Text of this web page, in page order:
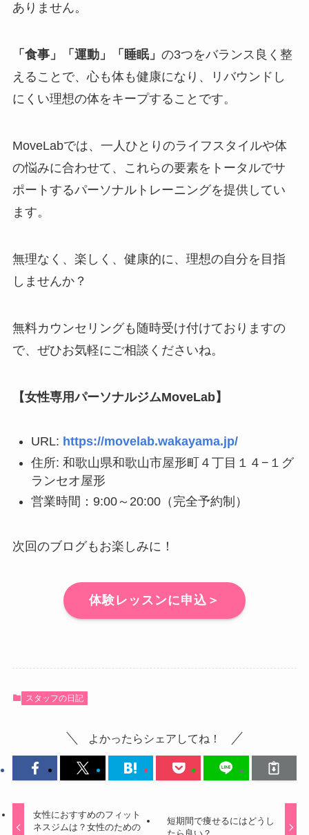
ありません。
「食事」「運動」「睡眠」 の3つをバランス良く整
えることで、心も体も健康になり、リバウンドし
にくい理想の体をキープすることです。
MoveLabでは、一人ひとりのライフスタイルや体
の悩みに合わせて、これらの要素をトータルでサ
ポートするパーソナルトレーニングを提供してい
ます。
無理なく、楽しく、健康的に、理想の自分を目指
しませんか？
無料カウンセリングも随時受け付けておりますの
で、ぜひお気軽にご相談くださいね。
【女性専用パーソナルジムMoveLab】
URL: https://movelab.wakayama.jp/
住所: 和歌山県和歌山市屋形町４丁目１４−１グ
ランセオ屋形
営業時間：9:00～20:00（完全予約制）
次回のブログもお楽しみに！
体験レッスンに申込＞
スタッフの日記
よかったらシェアしてね！
女性におすすめのフィット
ネスジムは？女性のための
短期間で痩せるにはどうし